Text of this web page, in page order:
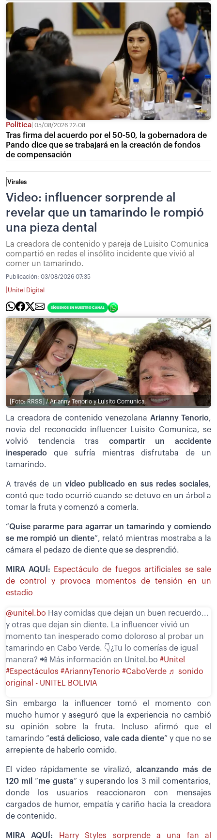
Política 05/08/2026 22:08
Tras firma del acuerdo por el 50-50, la gobernadora de
Pando dice que se trabajará en la creación de fondos
de compensación
Virales
Video: influencer sorprende al
revelar que un tamarindo le rompió
una pieza dental
La creadora de contenido y pareja de Luisito Comunica
compartió en redes el insólito incidente que vivió al
comer un tamarindo.
Publicación: 03/08/2026 07:35
Unitel Digital
[Foto: RRSS] / Arianny Tenorio y Luisito Comunica.
La creadora de contenido venezolana Arianny Tenorio,
novia del reconocido influencer Luisito Comunica, se
volvió tendencia tras compartir un accidente
inesperado que sufría mientras disfrutaba de un
tamarindo.
A través de un vídeo publicado en sus redes sociales,
contó que todo ocurrió cuando se detuvo en un árbol a
tomar la fruta y comenzó a comerla.
“Quise pararme para agarrar un tamarindo y comiendo
se me rompió un diente”, relató mientras mostraba a la
cámara el pedazo de diente que se desprendió.
MIRA AQUÍ:
Espectáculo de fuegos artificiales se sale
de control y provoca momentos de tensión en un
estadio
@unitel.bo Hay comidas que dejan un buen recuerdo...
y otras que dejan sin diente. La influencer vivió un
momento tan inesperado como doloroso al probar un
tamarindo en Cabo Verde. 👇¿Tu lo comerías de igual
manera? 📲 Más información en Unitel.bo #Unitel
#Espectáculos #AriannyTenorio #CaboVerde ♬ sonido
original - UNITEL BOLIVIA
Sin embargo la influencer tomó el momento con
mucho humor y aseguró que la experiencia no cambió
su opinión sobre la fruta. Incluso afirmó que el
tamarindo “está delicioso, vale cada diente” y que no se
arrepiente de haberlo comido.
El video rápidamente se viralizó, alcanzando más de
120 mil
“me gusta” y superando los 3 mil comentarios,
donde los usuarios reaccionaron con mensajes
cargados de humor, empatía y cariño hacia la creadora
de contenido.
MIRA AQUÍ:
Harry Styles sorprende a una fan al